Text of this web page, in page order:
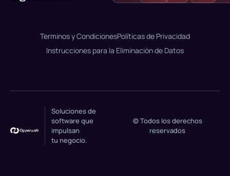
Terminos y CondicionesPolíticas de Privacidad
Instrucciones para la Eliminación de Datos
Soluciones de
software que
impulsan
tu negocio.
© Todos los derechos
reservados